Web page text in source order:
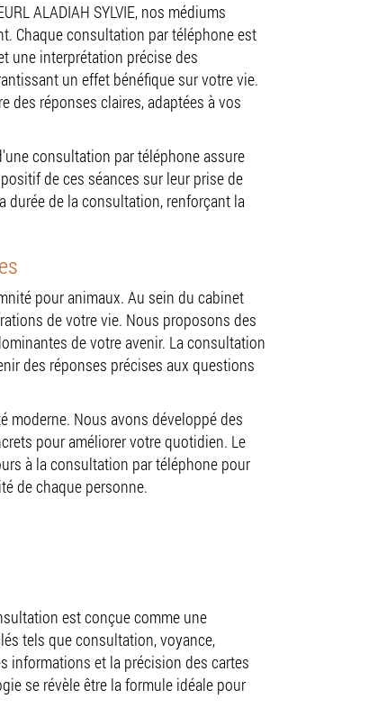
ALADIAH SYLVIE, nos médiums
Chaque consultation par téléphone est
une interprétation précise des
un effet bénéfique sur votre vie.
des réponses claires, adaptées à vos
consultation par téléphone assure
de ces séances sur leur prise de
durée de la consultation, renforçant la
pour animaux. Au sein du cabinet
de votre vie. Nous proposons des
de votre avenir. La consultation
des réponses précises aux questions
moderne. Nous avons développé des
pour améliorer votre quotidien. Le
à la consultation par téléphone pour
de chaque personne.
est conçue comme une
tels que consultation, voyance,
informations et la précision des cartes
se révèle être la formule idéale pour